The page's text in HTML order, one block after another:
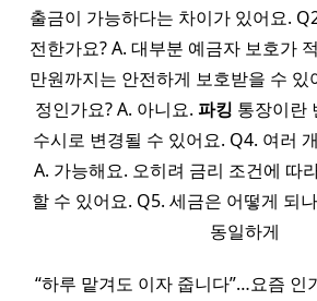
출금이 가능하다는 차이가 있어요.
전한가요? A. 대부분 예금자 보호가
만원까지는 안전하게 보호받을 수 있
정인가요? A. 아니요. 파킹 통장이란
수시로 변경될 수 있어요. Q4. 여러
A. 가능해요. 오히려 금리 조건에 따
할 수 있어요. Q5. 세금은 어떻게 되
동일하게
“하루 맡겨도 이자 줍니다”…요즘 인